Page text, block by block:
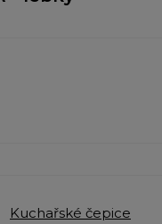
Kuchařské čepice